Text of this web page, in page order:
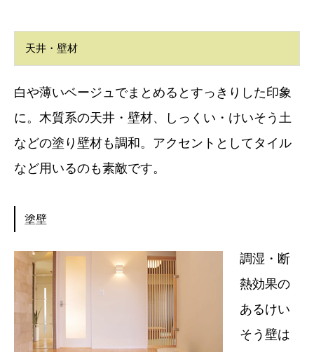
天井・壁材
白や薄いベージュでまとめるとすっきりした印象
に。木質系の天井・壁材、しっくい・けいそう土
などの塗り壁材も調和。アクセントとしてタイル
など用いるのも素敵です。
塗壁
調湿・断
熱効果の
あるけい
そう壁は